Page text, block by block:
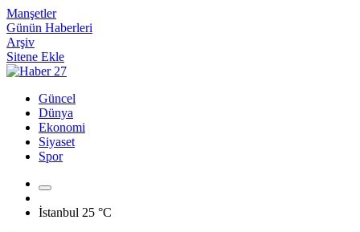
Manşetler
Günün Haberleri
Arşiv
Sitene Ekle
Güncel
Dünya
Ekonomi
Siyaset
Spor
İstanbul 25 °C